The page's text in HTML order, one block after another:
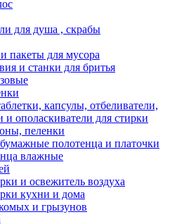
для душа , скрабы
пакеты для мусора
и станки для бритья
капсулы, отбеливатели,
и ополаскиватели для стирки
пеленки
полотенца и платочки
влажные
и освежитель воздуха
кухни и дома
и грызунов